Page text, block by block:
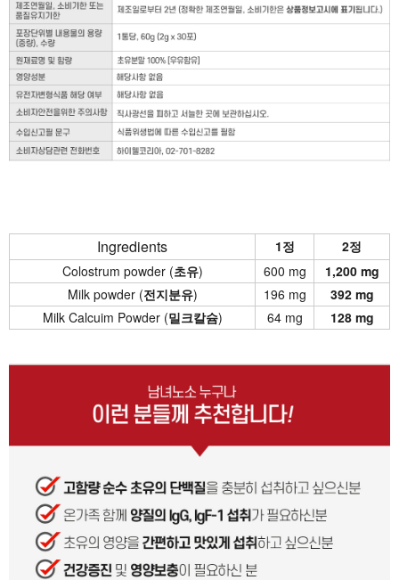
Ingredients 1정
2정
Colostrum powder (초유) 600 mg
1,200 mg
Milk powder (전지분유) 196 mg
392 mg
Milk Calcuim Powder (밀크칼슘) 64 mg 128 mg